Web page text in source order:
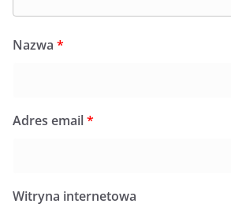
Nazwa *
Adres email*
Witryna internetowa